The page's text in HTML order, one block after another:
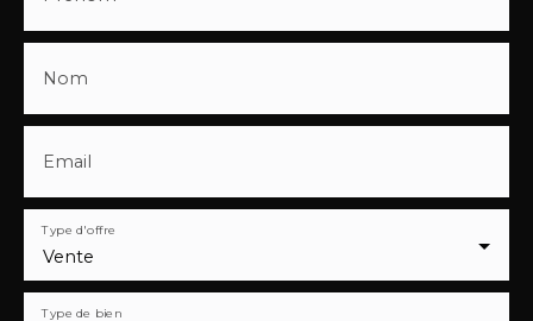
Nom
Email
Vente
Type d'offre
Type de bien